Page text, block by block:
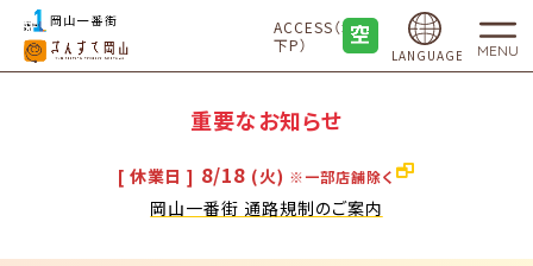
ACCESS（地
下P）
LANGUAGE MENU
重要なお知らせ
[ 休業日 ] 8/18 (火) ※一部店舗除く
岡山一番街 通路規制のご案内